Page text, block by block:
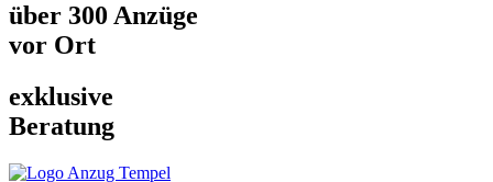
über 300 Anzüge
vor Ort
exklusive
Beratung